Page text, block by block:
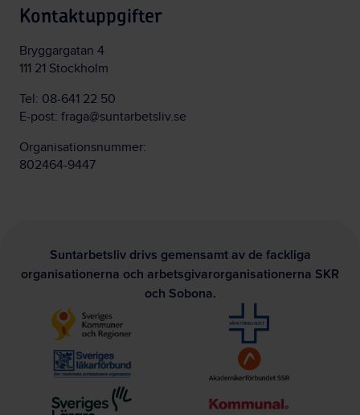
Kontaktuppgifter
Bryggargatan 4
111 21 Stockholm
Tel: 08-641 22 50
E-post: fraga@suntarbetsliv.se
Organisationsnummer:
802464-9447
Suntarbetsliv drivs gemensamt av de fackliga
organisationerna och arbetsgivarorganisationerna SKR
och Sobona.